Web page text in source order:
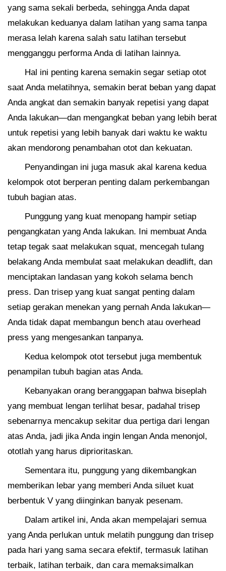
yang sama sekali berbeda, sehingga Anda dapat
melakukan keduanya dalam latihan yang sama tanpa
merasa lelah karena salah satu latihan tersebut
mengganggu performa Anda di latihan lainnya.
Hal ini penting karena semakin segar setiap otot
saat Anda melatihnya, semakin berat beban yang dapat
Anda angkat dan semakin banyak repetisi yang dapat
Anda lakukan—dan mengangkat beban yang lebih berat
untuk repetisi yang lebih banyak dari waktu ke waktu
akan mendorong penambahan otot dan kekuatan.
Penyandingan ini juga masuk akal karena kedua
kelompok otot berperan penting dalam perkembangan
tubuh bagian atas.
Punggung yang kuat menopang hampir setiap
pengangkatan yang Anda lakukan. Ini membuat Anda
tetap tegak saat melakukan squat, mencegah tulang
belakang Anda membulat saat melakukan deadlift, dan
menciptakan landasan yang kokoh selama bench
press. Dan trisep yang kuat sangat penting dalam
setiap gerakan menekan yang pernah Anda lakukan—
Anda tidak dapat membangun bench atau overhead
press yang mengesankan tanpanya.
Kedua kelompok otot tersebut juga membentuk
penampilan tubuh bagian atas Anda.
Kebanyakan orang beranggapan bahwa biseplah
yang membuat lengan terlihat besar, padahal trisep
sebenarnya mencakup sekitar dua pertiga dari lengan
atas Anda, jadi jika Anda ingin lengan Anda menonjol,
ototlah yang harus diprioritaskan.
Sementara itu, punggung yang dikembangkan
memberikan lebar yang memberi Anda siluet kuat
berbentuk V yang diinginkan banyak pesenam.
Dalam artikel ini, Anda akan mempelajari semua
yang Anda perlukan untuk melatih punggung dan trisep
pada hari yang sama secara efektif, termasuk latihan
terbaik, latihan terbaik, dan cara memaksimalkan